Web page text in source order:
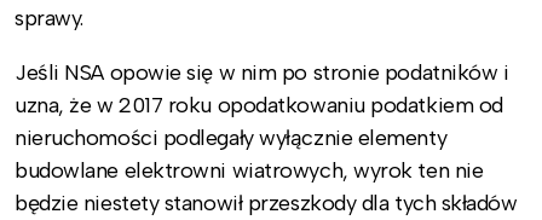
sprawy.
Jeśli NSA opowie się w nim po stronie podatników i
uzna, że w 2017 roku opodatkowaniu podatkiem od
nieruchomości podlegały wyłącznie elementy
budowlane elektrowni wiatrowych, wyrok ten nie
będzie niestety stanowił przeszkody dla tych składów